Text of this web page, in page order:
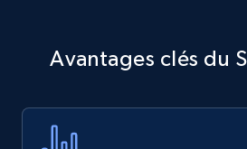
Avantages clés du